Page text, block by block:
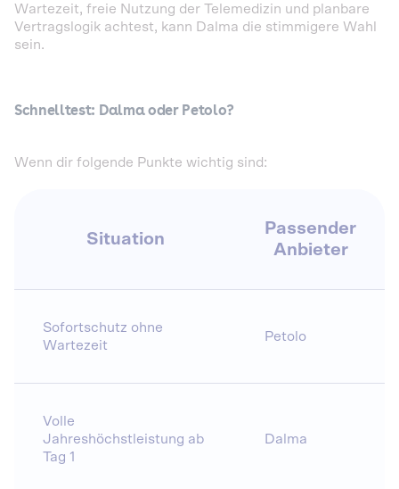
Wartezeit, freie Nutzung der Telemedizin und planbare
Vertragslogik achtest, kann Dalma die stimmigere Wahl
sein.
Schnelltest: Dalma oder Petolo?
Wenn dir folgende Punkte wichtig sind:
Situation
Passender
Anbieter
Sofortschutz ohne
Wartezeit
Petolo
Volle
Jahreshöchstleistung ab
Tag 1
Dalma